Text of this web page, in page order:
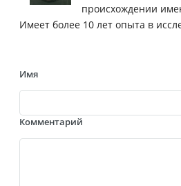
происхождении
Имеет более 10 лет опыта в
Имя
Комментарий